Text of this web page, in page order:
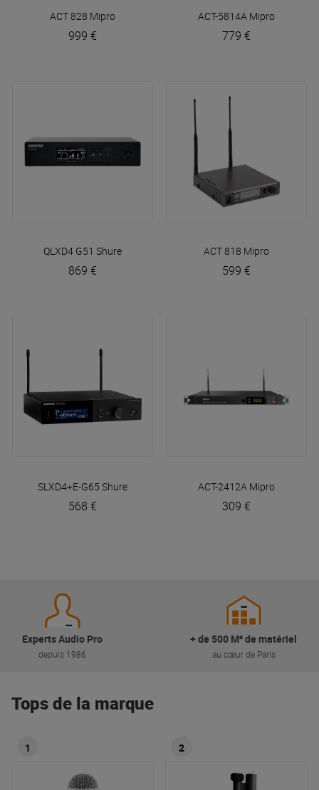
ACT 828 Mipro
999 €
ACT-5814A Mipro
779 €
QLXD4 G51 Shure
869 €
ACT 818 Mipro
599 €
SLXD4+E-G65 Shure
568 €
ACT-2412A Mipro
309 €
Experts Audio Pro
depuis 1986
+ de 500 M² de matériel
au cœur de Paris
Tops de la marque
1 2